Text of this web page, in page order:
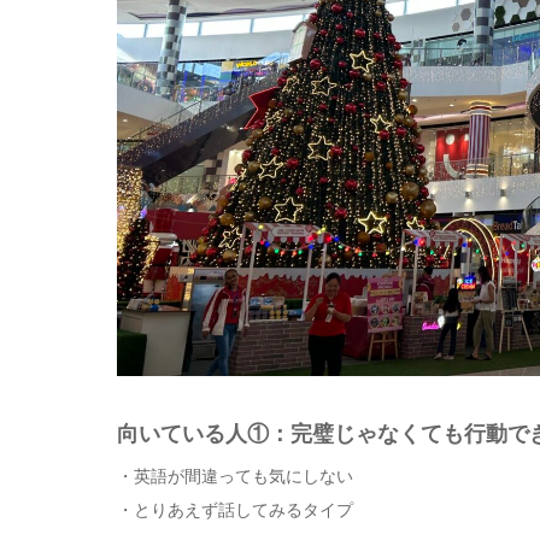
向いている人①：完璧じゃなくても行動で
・英語が間違っても気にしない
・とりあえず話してみるタイプ